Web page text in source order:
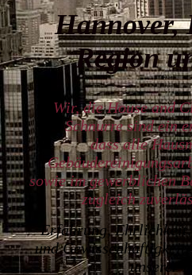
Hannover,
Region
Wir, die House and
Schnurre sind ein
dass alle
sowie im gewerblichen
zugleich
Erfahrung,
und
unserer